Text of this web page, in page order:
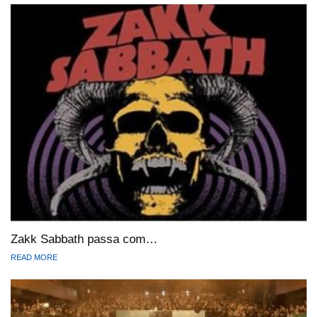
Zakk Sabbath passa com…
READ MORE